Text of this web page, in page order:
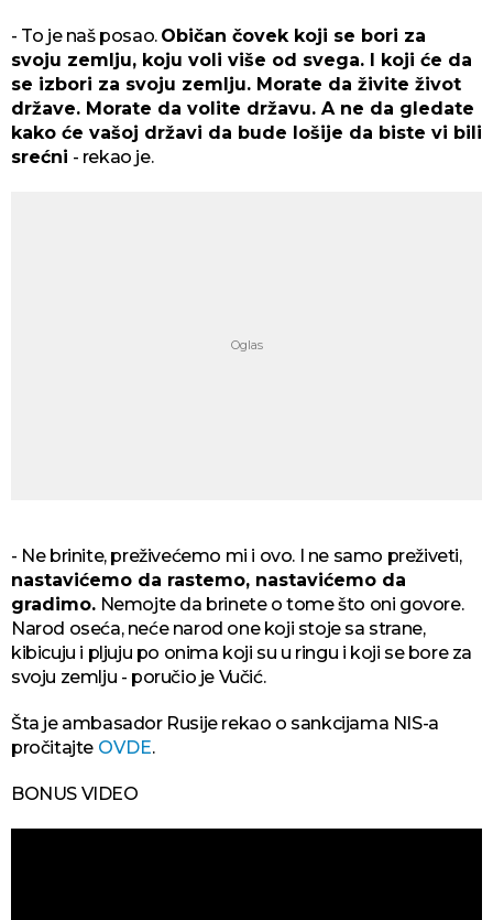
- To je naš posao. Običan čovek koji se bori za
svoju zemlju, koju voli više od svega. I koji će da
se izbori za svoju zemlju. Morate da živite život
države. Morate da volite državu. A ne da gledate
kako će vašoj državi da bude lošije da biste vi bili
srećni - rekao je.
- Ne brinite, preživećemo mi i ovo. I ne samo preživeti,
nastavićemo da rastemo, nastavićemo da
gradimo. Nemojte da brinete o tome što oni govore.
Narod oseća, neće narod one koji stoje sa strane,
kibicuju i pljuju po onima koji su u ringu i koji se bore za
svoju zemlju - poručio je Vučić.
Šta je ambasador Rusije rekao o sankcijama NIS-a
pročitajte OVDE.
BONUS VIDEO